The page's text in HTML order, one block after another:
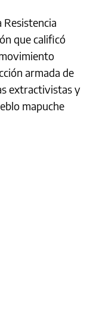
Resistencia
que calificó
armada de
extractivistas y
mapuche